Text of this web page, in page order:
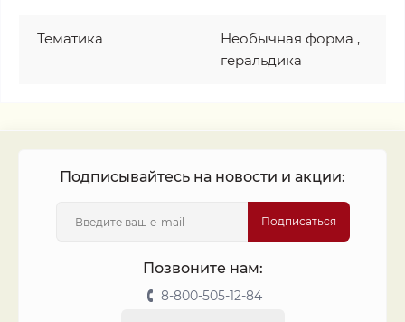
Тематика
Необычная форма ,
геральдика
Подписывайтесь на новости и акции:
Подписаться
Позвоните нам:
8-800-505-12-84